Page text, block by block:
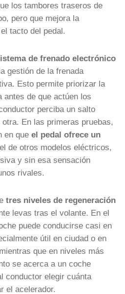
los tambores traseros de
pero que mejora la
tacto del pedal.
de frenado electrónico
gestión de la frenada
Esto permite priorizar la
antes de que actúen los
perciba un salto
En las primeras pruebas,
en que el pedal ofrece un
de otros modelos eléctricos,
y sin esa sensación
rivales.
tres niveles de regeneración
levas tras el volante. En el
puede conducirse casi en
útil en ciudad o en
que en niveles más
se acerca a un coche
conductor elegir cuánta
el acelerador.